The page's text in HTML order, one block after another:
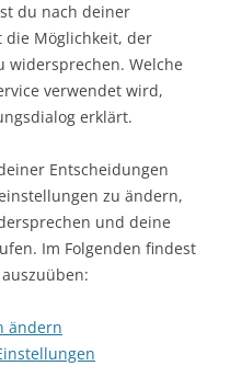
du nach deiner
Möglichkeit, der
widersprechen. Welche
verwendet wird,
erklärt.
Entscheidungen
zu ändern,
und deine
Im Folgenden findest
ändern